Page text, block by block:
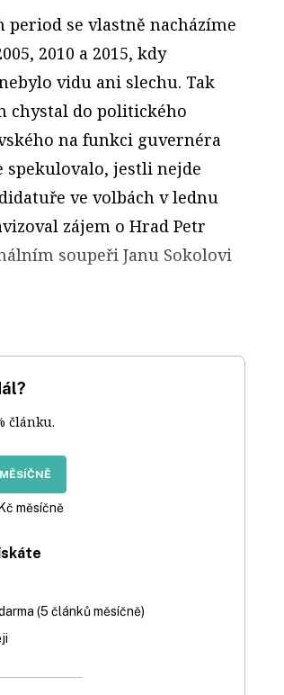
se vlastně nacházíme
2010 a 2015, kdy
vidu ani slechu. Tak
chystal do politického
na funkci guvernéra
spekulovalo, jestli nejde
ve volbách v lednu
zájem o Hrad Petr
soupeři Janu Sokolovi
článku.
měsíčně
(5 článků měsíčně)